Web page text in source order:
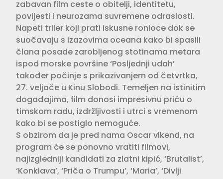
zabavan film ceste o obitelji, identitetu,
povijesti i neurozama suvremene odraslosti.
Napeti triler koji prati iskusne ronioce dok se
suočavaju s izazovima oceana kako bi spasili
člana posade zarobljenog stotinama metara
ispod morske površine ‘Posljednji udah’
također počinje s prikazivanjem od četvrtka,
27. veljače u Kinu Slobodi. Temeljen na istinitim
događajima, film donosi impresivnu priču o
timskom radu, izdržljivosti i utrci s vremenom
kako bi se postiglo nemoguće.
S obzirom da je pred nama Oscar vikend, na
program će se ponovno vratiti filmovi,
najizgledniji kandidati za zlatni kipić, ‘Brutalist’,
‘Konklava’, ‘Priča o Trumpu’, ‘Maria’, ‘Divlji